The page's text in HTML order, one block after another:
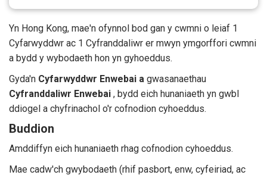
Yn Hong Kong, mae'n ofynnol bod gan y cwmni o leiaf 1
Cyfarwyddwr ac 1 Cyfranddaliwr er mwyn ymgorffori cwmni
a bydd y wybodaeth hon yn gyhoeddus.
Gyda'n Cyfarwyddwr Enwebai a gwasanaethau
Cyfranddaliwr Enwebai , bydd eich hunaniaeth yn gwbl
ddiogel a chyfrinachol o'r cofnodion cyhoeddus.
Buddion
Amddiffyn eich hunaniaeth rhag cofnodion cyhoeddus.
Mae cadw'ch gwybodaeth (rhif pasbort, enw, cyfeiriad, ac